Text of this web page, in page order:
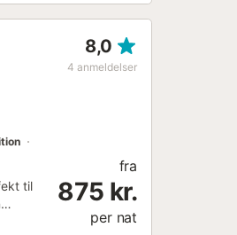
8,0
4 anmeldelser
til
fra
875 kr.
per nat